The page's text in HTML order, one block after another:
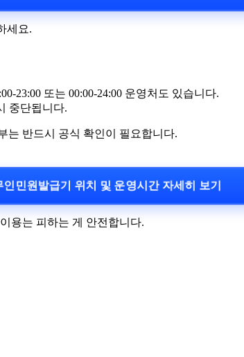
세요.
23:00 또는 00:00-24:00 운영처도 있습니다.
중단됩니다.
는 반드시 공식 확인이 필요합니다.
인민원발급기 위치 및 운영시간 자세히 보기
용는 피하는 게 안전합니다.